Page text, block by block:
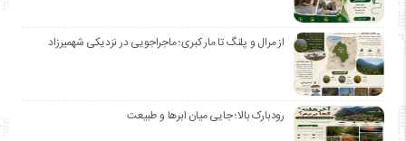
از مرال و پلنگ تا مار کبری؛ ماجراجویی در نزدیکی شهمیرزاد
رودبارک بالا؛ جایی میان ابرها و طبیعت